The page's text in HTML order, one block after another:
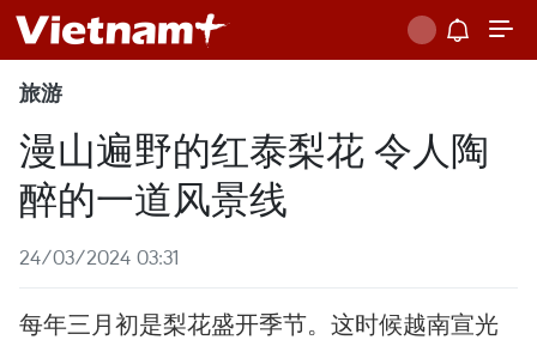
旅游
漫山遍野的红泰梨花 令人陶
醉的一道风景线
24/03/2024 03:31
每年三月初是梨花盛开季节。这时候越南宣光